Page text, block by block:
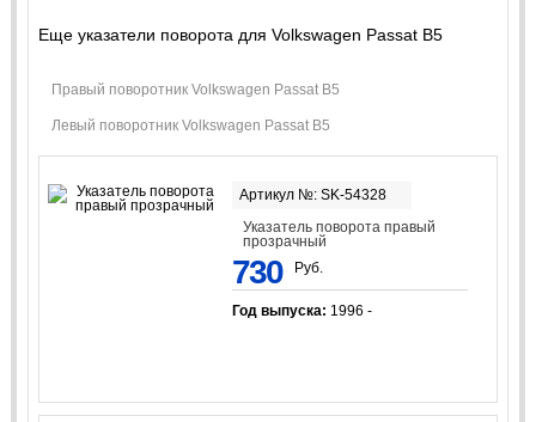
Еще указатели поворота для Volkswagen Passat B5
Правый поворотник Volkswagen Passat B5
Левый поворотник Volkswagen Passat B5
Артикул №: SK-54328
Указатель поворота правый
прозрачный
730 Руб.
Год выпуска: 1996 -